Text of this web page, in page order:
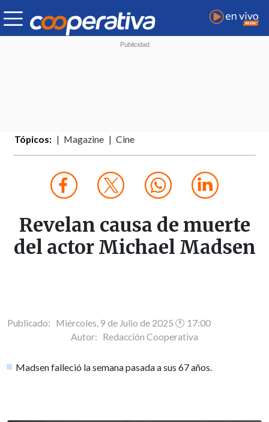
Tópicos: Magazine Cine
Revelan causa de muerte
del actor Michael Madsen
Publicado: Miércoles, 9 de Julio de 2025 🕐 17:00
Autor: Redacción Cooperativa
Madsen falleció la semana pasada a sus 67 años.